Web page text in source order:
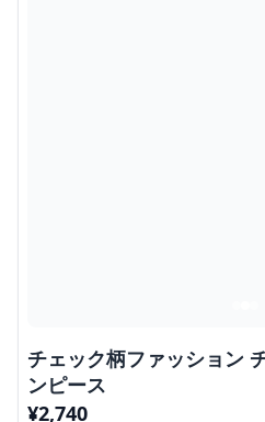
チェック柄ファッション
ンピース
¥2,740